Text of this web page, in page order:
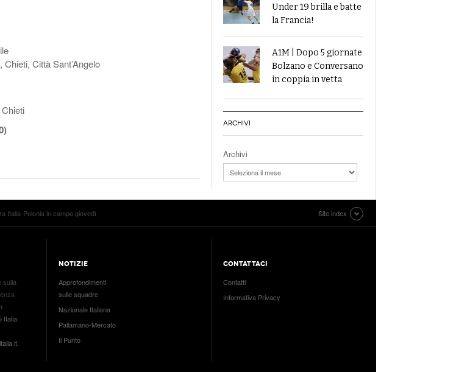
Città Sant’Angelo
Under 19 brilla e batte
la Francia!
A1M | Dopo 5 giornate
Bolzano e Conversano
in coppia in vetta
ARCHIVI
Archivi
Italia-Polonia in campo giovedì Site index
sulla
Italia
.
NOTIZIE
Approfondimenti
sulle squadre
Nazionale Italiana
Pallamano-Mercato
Il Punto
CONTATTACI
Contatti
Informativa Privacy